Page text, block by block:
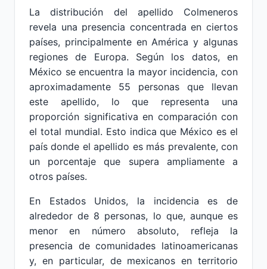
La distribución del apellido Colmeneros
revela una presencia concentrada en ciertos
países, principalmente en América y algunas
regiones de Europa. Según los datos, en
México se encuentra la mayor incidencia, con
aproximadamente 55 personas que llevan
este apellido, lo que representa una
proporción significativa en comparación con
el total mundial. Esto indica que México es el
país donde el apellido es más prevalente, con
un porcentaje que supera ampliamente a
otros países.
En Estados Unidos, la incidencia es de
alrededor de 8 personas, lo que, aunque es
menor en número absoluto, refleja la
presencia de comunidades latinoamericanas
y, en particular, de mexicanos en territorio